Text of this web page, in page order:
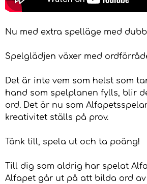
Nu med extra spelläge med
Spelglädjen växer med
Det är inte vem som helst som
hand som spelplanen fylls, blir
ord. Det är nu som
kreativitet ställs på prov.
Tänk till, spela ut och ta poäng!
Till dig som aldrig har spelat
Alfapet går ut på att bilda ord